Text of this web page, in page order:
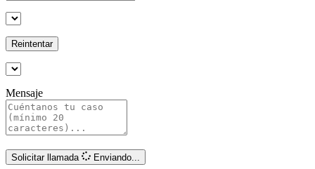
Reintentar
Mensaje
Solicitar llamada Enviando...